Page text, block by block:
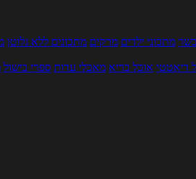
מתכוני ילדים מרקים מתכונים ללא גלוטן
דיאטטי אוכל בריא מאכלי עדות ספרי בישול